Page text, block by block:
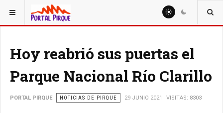
ESTÁ AQUÍ: NOTICIAS
Hoy reabrió sus puertas el
Parque Nacional Río Clarillo
PORTAL PIRQUE NOTICIAS DE PIRQUE 29 JUNIO 2021 VISITAS: 8303